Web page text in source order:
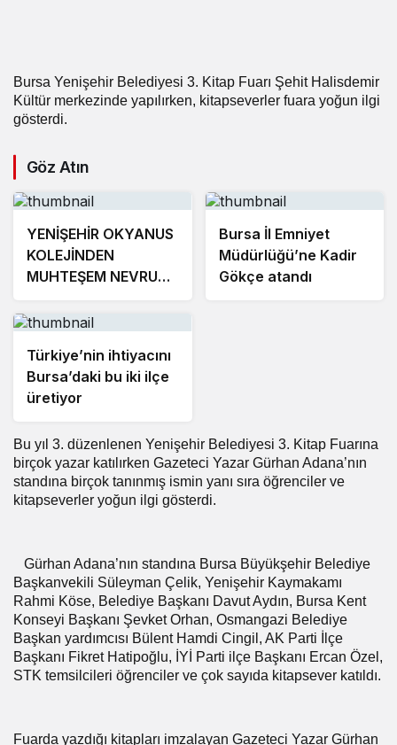
Bursa Yenişehir Belediyesi 3. Kitap Fuarı Şehit Halisdemir
Kültür merkezinde yapılırken, kitapseverler fuara yoğun ilgi
gösterdi.
Göz Atın
YENİŞEHİR OKYANUS
KOLEJİNDEN
MUHTEŞEM NEVRUZ
Bursa İl Emniyet
Müdürlüğü’ne Kadir
Gökçe atandı
Türkiye’nin ihtiyacını
Bursa’daki bu iki ilçe
üretiyor
Bu yıl 3. düzenlenen Yenişehir Belediyesi 3. Kitap Fuarına
birçok yazar katılırken Gazeteci Yazar Gürhan Adana’nın
standına birçok tanınmış ismin yanı sıra öğrenciler ve
kitapseverler yoğun ilgi gösterdi.
Gürhan Adana’nın standına Bursa Büyükşehir Belediye
Başkanvekili Süleyman Çelik, Yenişehir Kaymakamı
Rahmi Köse, Belediye Başkanı Davut Aydın, Bursa Kent
Konseyi Başkanı Şevket Orhan, Osmangazi Belediye
Başkan yardımcısı Bülent Hamdi Cingil, AK Parti İlçe
Başkanı Fikret Hatipoğlu, İYİ Parti ilçe Başkanı Ercan Özel,
STK temsilcileri öğrenciler ve çok sayıda kitapsever katıldı.
Fuarda yazdığı kitapları imzalayan Gazeteci Yazar Gürhan